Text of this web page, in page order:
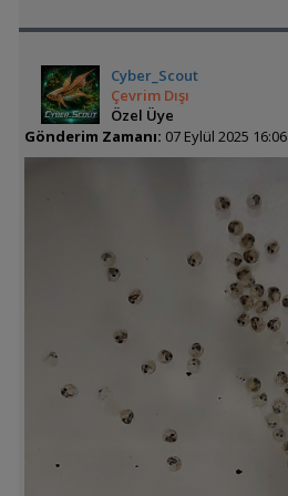
Cyber_Scout
Çevrim Dışı
Özel Üye
Gönderim Zamanı: 07 Eylül 2025 16:06